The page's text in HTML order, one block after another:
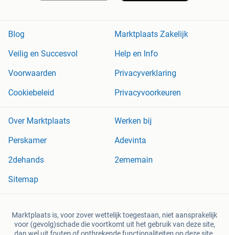
Blog
Marktplaats Zakelijk
Veilig en Succesvol
Help en Info
Voorwaarden
Privacyverklaring
Cookiebeleid
Privacyvoorkeuren
Over Marktplaats
Werken bij
Perskamer
Adevinta
2dehands
2ememain
Sitemap
Marktplaats is, voor zover wettelijk toegestaan, niet aansprakelijk
voor (gevolg)schade die voortkomt uit het gebruik van deze site,